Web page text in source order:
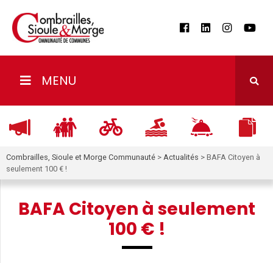
MENU
Combrailles, Sioule et Morge Communauté > Actualités > BAFA Citoyen à
seulement 100 € !
BAFA Citoyen à seulement
100 € !